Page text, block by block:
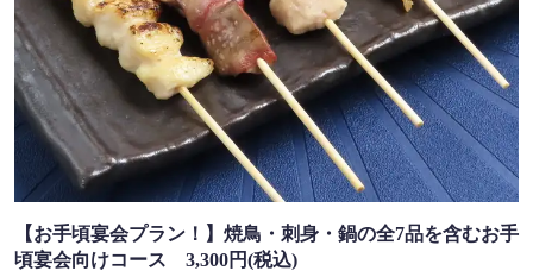
【お手頃宴会プラン！】焼鳥・刺身・鍋の全7品を含むお手
頃宴会向けコース 3,300円(税込)